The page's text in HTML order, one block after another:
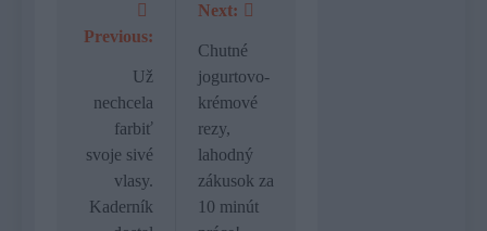
Navigácia
článku
Previous:
Už
nechcela
farbiť
svoje sivé
vlasy.
Kaderník
Next:
Chutné
jogurtovo-
krémové
rezy,
lahodný
zákusok za
10 minút